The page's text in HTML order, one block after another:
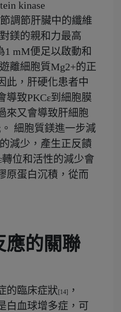
kinase
調節肝臟中的纖維
鎂的親和力最高
1 mM便足以啟動和
離細胞質Mg2+的正
此，肝硬化患者中
導致PKCε到細胞膜
來又會導致肝細胞
細胞質鎂進一步減
減少，產生正反饋
位和活性的減少會
原蛋白沉積，從而
應的關聯
的臨床症狀 [14]
，
白血球增多症，可